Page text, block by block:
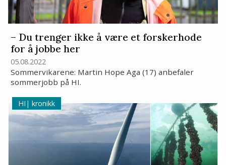
– Du trenger ikke å være et forskerhode
for å jobbe her
05.08.2022
Sommervikarene: Martin Hope Aga (17) anbefaler
sommerjobb på HI.
kronikk